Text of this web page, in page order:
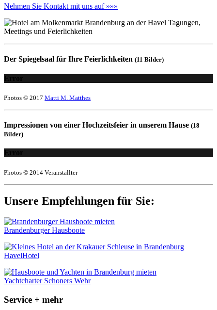
Nehmen Sie Kontakt mit uns auf »»»
Der Spiegelsaal für Ihre Feierlichkeiten (11 Bilder)
Error
Photos © 2017 Matti M. Matthes
Impressionen von einer Hochzeitsfeier in unserem Hause (18
Bilder)
Error
Photos © 2014 Veranstallter
Unsere Empfehlungen für Sie:
Brandenburger Hausboote
HavelHotel
Yachtcharter Schoners Wehr
Service + mehr